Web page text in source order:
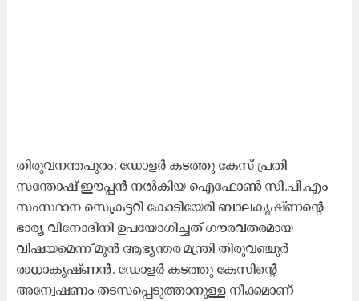
തിരുവനന്തപുരം: ഡോളർ കടത്തു കേസ് പ്രതി
സന്തോഷ്​ ഈപ്പൻ നൽകിയ ഐഫോൺ സി.പി.എം
സംസ്ഥാന സെക്രട്ടറി കോടിയേരി ബാലകൃഷ്ണന്‍റെ
ഭാര്യ വിനോദിനി ഉപയോഗിച്ചത് ഗൗരവതരമായ
വിഷയമെന്ന് മുൻ ആഭ്യന്തര മന്ത്രി തിരുവഞ്ചൂർ
രാധാകൃഷ്ണൻ. ഡോളർ കടത്തു കേസിന്‍റെ
അന്വേഷണം തടസപ്പെടുത്താനുള്ള നീക്കമാണ്